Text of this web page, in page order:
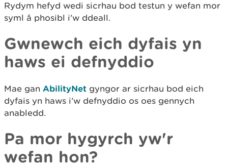
Rydym hefyd wedi sicrhau bod testun y wefan mor
syml â phosibl i'w ddeall.
Gwnewch eich dyfais yn
haws ei defnyddio
Mae gan AbilityNet gyngor ar sicrhau bod eich
dyfais yn haws i’w defnyddio os oes gennych
anabledd.
Pa mor hygyrch yw'r
wefan hon?